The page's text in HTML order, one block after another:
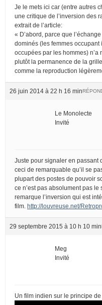
Je le mets ici car (entre autres
une critique de l’inversion des
extrait de l’article:
« D’abord, parce que
dominés (les femmes
occupées par les hommes)
plutôt la permanence de la
comme la reproduction
26 juin 2014 à 22 h 16 min
Le Monolecte
Invité
Juste pour signaler en passant
ceci de remarquable qu’il se
plupart des postes de pouvoir
ce n’est pas absolument pas
remarque l’inversion qui est
film. http://louvreuse.net/
29 septembre 2015 à 10 h 10 min
Meg
Invité
Un film indien sur le principe